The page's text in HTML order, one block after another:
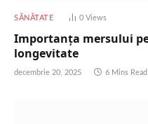
SĂNĂTATE 0Views
Importanța mersului
longevitate
decembrie 20, 2025 6 Mins Read